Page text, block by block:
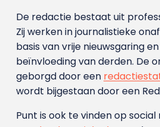
De redactie bestaat uit
Zij werken in journalistieke
basis van vrije nieuwsgaring
beïnvloeding van derden. De
geborgd door een
wordt bijgestaan door een
Punt is ook te vinden op social